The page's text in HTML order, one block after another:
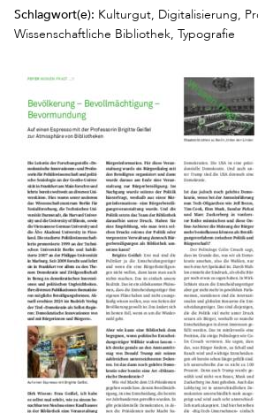
Schlagwort(e): Kulturgut, Digitalisierung,
Wissenschaftliche Bibliothek, Typografie